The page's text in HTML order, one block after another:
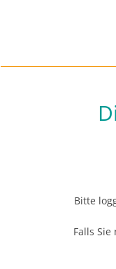
Bitte
Falls